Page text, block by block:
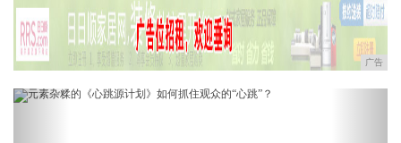
广告
Previous